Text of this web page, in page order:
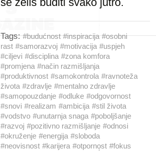
Tags: #budućnost #inspiracija #osobni
rast #samorazvoj #motivacija #uspjeh
#ciljevi #disciplina #zona komfora
#promjena #način razmišljanja
#produktivnost #samokontrola #ravnoteža
života #zdravlje #mentalno zdravlje
#samopouzdanje #odluke #odgovornost
#snovi #realizam #ambicija #stil života
#vodstvo #unutarnja snaga #poboljšanje
#razvoj #pozitivno razmišljanje #odnosi
#okruženje #energija #sloboda
#neovisnost #karijera #otpornost #fokus